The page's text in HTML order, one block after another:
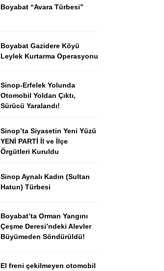
Boyabat “Avara Türbesi”
Boyabat Gazidere Köyü
Leylek Kurtarma Operasyonu
Sinop-Erfelek Yolunda
Otomobil Yoldan Çıktı,
Sürücü Yaralandı!
Sinop’ta Siyasetin Yeni Yüzü
YENİ PARTİ İl ve İlçe
Örgütleri Kuruldu
Sinop Aynalı Kadın (Sultan
Hatun) Türbesi
Boyabat’ta Orman Yangını
Çeşme Deresi’ndeki Alevler
Büyümeden Söndürüldü!
El freni çekilmeyen otomobil